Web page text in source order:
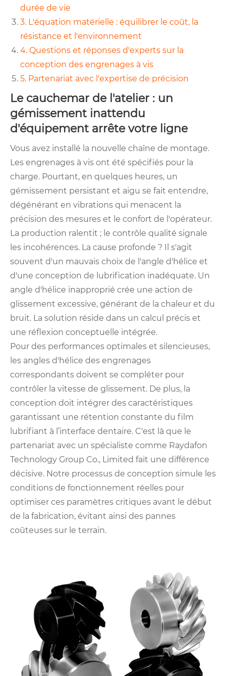
durée de vie
3. L'équation matérielle : équilibrer le coût, la
résistance et l'environnement
4. Questions et réponses d'experts sur la
conception des engrenages à vis
5. Partenariat avec l'expertise de précision
Le cauchemar de l'atelier : un
gémissement inattendu
d'équipement arrête votre ligne
Vous avez installé la nouvelle chaîne de montage.
Les engrenages à vis ont été spécifiés pour la
charge. Pourtant, en quelques heures, un
gémissement persistant et aigu se fait entendre,
dégénérant en vibrations qui menacent la
précision des mesures et le confort de l'opérateur.
La production ralentit ; le contrôle qualité signale
les incohérences. La cause profonde ? Il s'agit
souvent d'un mauvais choix de l'angle d'hélice et
d'une conception de lubrification inadéquate. Un
angle d'hélice inapproprié crée une action de
glissement excessive, générant de la chaleur et du
bruit. La solution réside dans un calcul précis et
une réflexion conceptuelle intégrée.
Pour des performances optimales et silencieuses,
les angles d'hélice des engrenages
correspondants doivent se compléter pour
contrôler la vitesse de glissement. De plus, la
conception doit intégrer des caractéristiques
garantissant une rétention constante du film
lubrifiant à l’interface dentaire. C'est là que le
partenariat avec un spécialiste comme Raydafon
Technology Group Co., Limited fait une différence
décisive. Notre processus de conception simule les
conditions de fonctionnement réelles pour
optimiser ces paramètres critiques avant le début
de la fabrication, évitant ainsi des pannes
coûteuses sur le terrain.